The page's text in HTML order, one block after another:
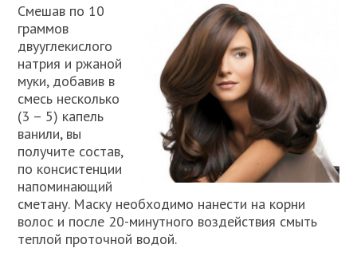
Смешав по 10
граммов
двууглекислого
натрия и ржаной
муки, добавив в
смесь несколько
(3 – 5) капель
ванили, вы
получите состав,
по консистенции
напоминающий
сметану. Маску необходимо нанести на корни
волос и после 20-минутного воздействия смыть
теплой проточной водой.